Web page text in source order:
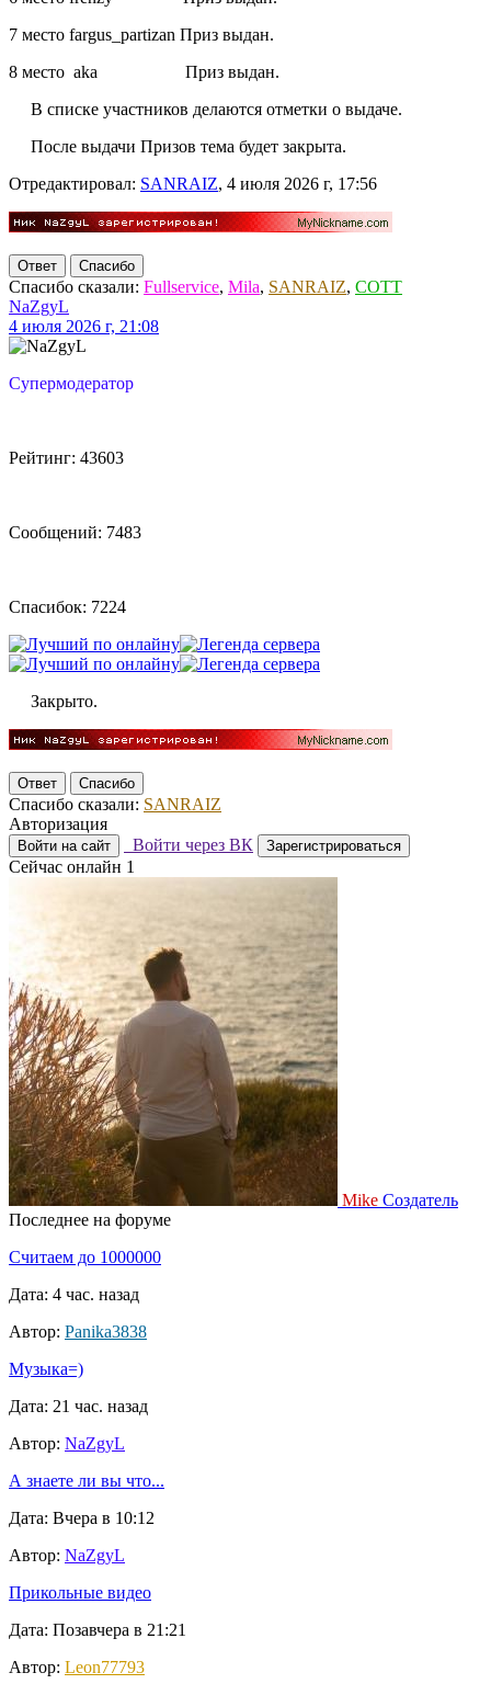
7 место fargus_partizan Приз выдан.
8 место aka Приз выдан.
В списке участников делаются отметки о выдаче.
После выдачи Призов тема будет закрыта.
Отредактировал: SANRAIZ, 4 июля 2026 г, 17:56
Ответ Спасибо
Спасибо сказали: Fullservice, Mila, SANRAIZ, COTT
NaZgyL
4 июля 2026 г, 21:08
Супермодератор
Рейтинг: 43603
Сообщений: 7483
Спасибок: 7224
Закрыто.
Ответ Спасибо
Спасибо сказали: SANRAIZ
Авторизация
Войти на сайт Войти через ВК Зарегистрироваться
Сейчас онлайн 1
Mike Создатель
Последнее на форуме
Считаем до 1000000
Дата: 4 час. назад
Автор: Panika3838
Музыка=)
Дата: 21 час. назад
Автор: NaZgyL
А знаете ли вы что...
Дата: Вчера в 10:12
Автор: NaZgyL
Прикольные видео
Дата: Позавчера в 21:21
Автор: Leon77793